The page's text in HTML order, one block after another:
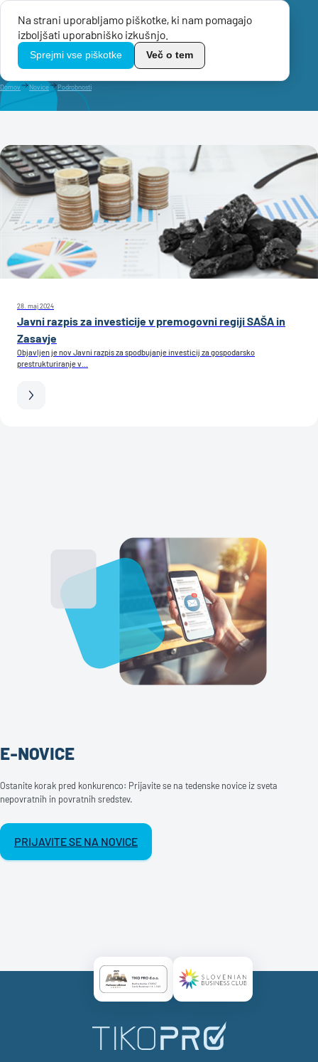
Na strani uporabljamo piškotke, ki nam pomagajo
izboljšati uporabniško izkušnjo.
Sprejmi vse piškotke Več o tem
TikoPro
Menu
Domov Novice Podrobnosti
28. maj 2024
Javni razpis za investicije v premogovni regiji SAŠA in
Zasavje
Objavljen je nov Javni razpis za spodbujanje investicij za gospodarsko
prestrukturiranje v...
E-NOVICE
Ostanite korak pred konkurenco: Prijavite se na tedenske novice iz sveta
nepovratnih in povratnih sredstev.
PRIJAVITE SE NA NOVICE
Certificate AAA LogoCertificate SBC Logo